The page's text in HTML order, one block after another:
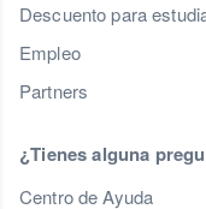
Descuento para
Empleo
Partners
¿Tienes alguna
Centro de Ayuda